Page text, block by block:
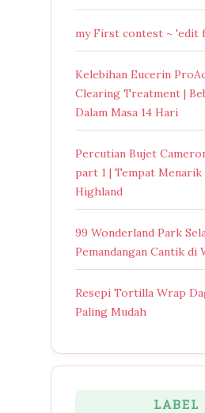
my First contest ~ 'edit
Kelebihan Eucerin
Clearing Treatment |
Dalam Masa 14 Hari
Percutian Bujet
part 1 | Tempat
Highland
99 Wonderland Park
Pemandangan Cantik di
Resepi Tortilla Wrap
Paling Mudah
LABEL